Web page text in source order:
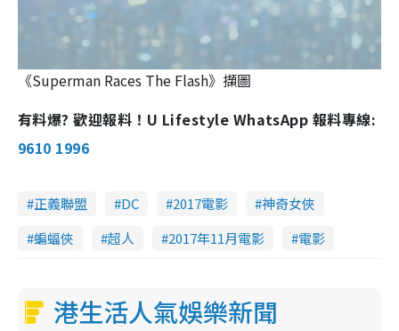
《Superman Races The Flash》擷圖
有料爆? 歡迎報料！U Lifestyle WhatsApp 報料專線:
9610 1996
正義聯盟 DC 2017電影
神奇女俠
蝙蝠俠
超人 2017年11月電影 電影
港生活人氣娛樂新聞